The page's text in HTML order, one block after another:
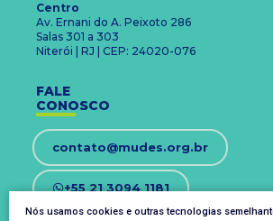
Centro
Av. Ernani do A. Peixoto 286
Salas 301 a 303
Niterói | RJ | CEP: 24020-076
FALE
CONOSCO
contato@mudes.org.br
+55 21 3094 1181
Nós usamos cookies e outras tecnologias